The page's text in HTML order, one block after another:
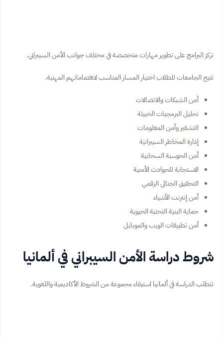
تركز البرامج على تطوير مهارات متخصصة في مختلف جوانب الأمن السيبراني.
تتيح الجامعات للطلاب اختيار المسار المناسب لاهتماماتهم المهنية.
أمن الشبكات والاتصالات
تحليل البرمجيات الخبيثة
التشفير وأمن المعلومات
إدارة المخاطر السيبرانية
أمن الحوسبة السحابية
الاستجابة للحوادث الأمنية
التحقيق الجنائي الرقمي
أمن إنترنت الأشياء
حماية البنية التحتية الحيوية
أمن تطبيقات الويب والموبايل
شروط دراسة الأمن السيبراني في ألمانيا
تتطلب الدراسة في ألمانيا استيفاء مجموعة من الشروط الأكاديمية واللغوية.